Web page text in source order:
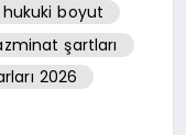
hukuki boyut
şartları
2026